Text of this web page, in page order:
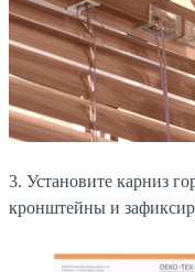
3. Установите карниз
кронштейны и